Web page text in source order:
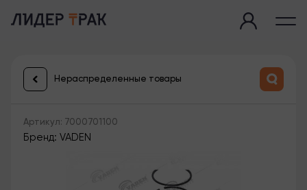
Нераспределенные товары
Артикул: 7000701100
Бренд: VADEN